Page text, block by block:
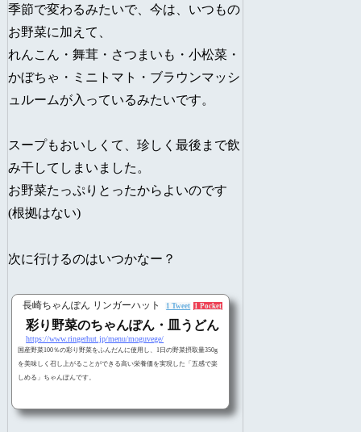
季節で変わるみたいで、今は、いつもの
お野菜に加えて、
れんこん ・舞茸 ・ さつまいも ・小松菜・
かぼちゃ・ミニトマト・ブラウンマッシ
ュルームが入っているみたいです。
スープもおいしくて、珍しく最後まで飲
み干してしまいました。
お野菜たっぷりとったからよいのです
(根拠はない)
次に行けるのはいつかなー？
長崎ちゃんぽん リンガーハット 1 Tweet 1 Pocket
彩り野菜のちゃんぽん・皿うどん
https://www.ringerhut.jp/menu/moguvege/
国産野菜100％の彩り野菜をふんだんに使用し、1日の野菜摂取量350g
を美味しく召し上がることができる高い栄養価を実現した「五感で楽
しめる」ちゃんぽんです。